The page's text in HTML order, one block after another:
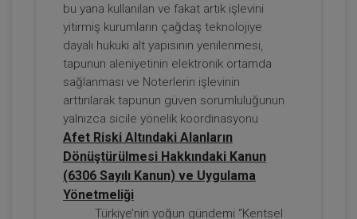
Tüketici Hukuku Enstitüsü
bu yana kullanılan ve fakat artık işlevini
yitirmiş kurumların çağdaş teknolojiye
dayalı hukuki alt yapısının yenilenmesi,
tapunun aleniyetinin elektronik ortamda
sağlanması ve Noterlerin işlevinin
arttırılarak tapunun güven sorumluluğunun
yalnızca sicile yönelik koordinasyonu
Afet Riski Altındaki Alanların
Dönüştürülmesi Hakkındaki Kanun
(6306 Sayılı Kanun) ve Uygulama
Yönetmeliği
Türkiye’nin yoğun gündemi “Kentsel